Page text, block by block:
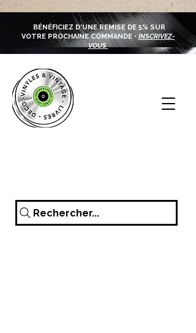
BÉNÉFICIEZ D'UNE REMISE DE 5% SUR
VOTRE PROCHAINE COMMANDE • INSCRIVEZ-
VOUS
Rechercher...